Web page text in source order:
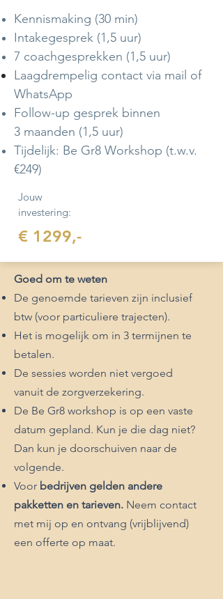
Kennismaking (30 min)
Intakegesprek (1,5 uur)
7 coachgesprekken (1,5 uur)
Laagdrempelig contact via mail of
WhatsApp
Follow-up gesprek binnen
3 maanden (1,5 uur)
Tijdelijk: Be Gr8 Workshop (t.w.v.
€249)
Jouw
investering:
€ 1299,-
Goed om te weten
De genoemde tarieven zijn inclusief
btw (voor particuliere trajecten).
Het is mogelijk om in 3 termijnen te
betalen.
De sessies worden niet vergoed
vanuit de zorgverzekering.
De Be Gr8 workshop is op een vaste
datum gepland. Kun je die dag niet?
Dan kun je doorschuiven naar de
volgende.
Voor bedrijven gelden andere
pakketten en tarieven. Neem contact
met mij op en ontvang (vrijblijvend)
een offerte op maat.